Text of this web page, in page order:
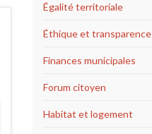
Égalité territoriale
Éthique et transparence
Finances municipales
Forum citoyen
Habitat et logement